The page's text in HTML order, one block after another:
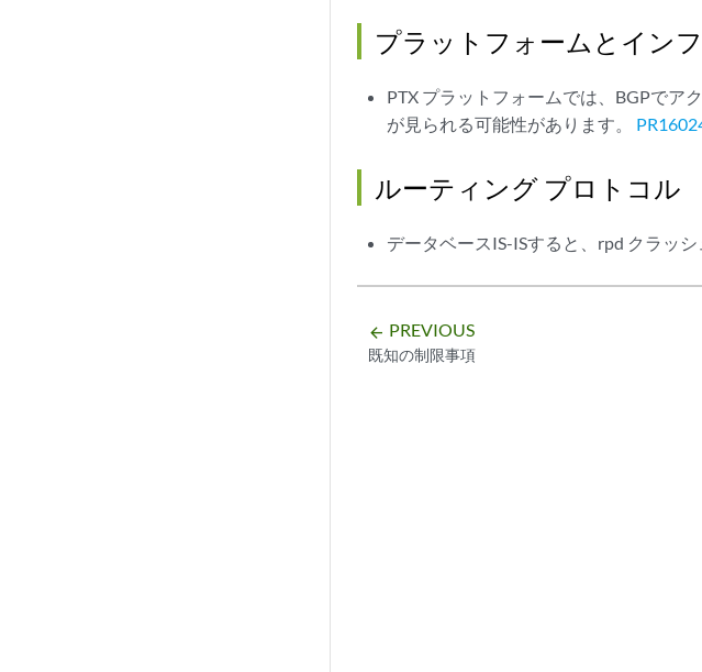
プラットフォームとイン
PTX プラットフォームでは、BGPでア
が見られる可能性があります。
ルーティング プロトコル
データベースIS-ISすると、rpd クラッ
arrow_backward PREVIOUS
既知の制限事項